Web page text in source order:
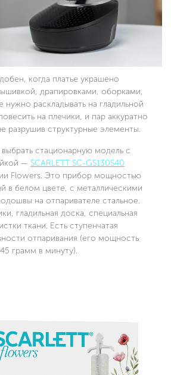
когда платье украшено
драпировками, оборками,
нужно раскладывать на гладильной
на плечики, и пар аккуратно
разрушив структурные элементы.
стационарную модель с
— SCARLETT SC-GS130S40
Flowers. Это прибор мощностью
в белом цвете, с металлическими
на отпаривателе стальное.
гладильная доска, специальная
ткани. Есть ступенчатая
отпаривания (его мощность
грамм в минуту).